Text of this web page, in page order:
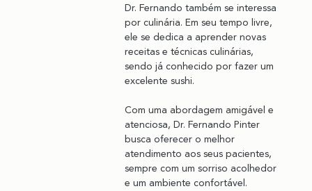
Dr. Fernando também se interessa
por culinária. Em seu tempo livre,
ele se dedica a aprender novas
receitas e técnicas culinárias,
sendo já conhecido por fazer um
excelente sushi.
Com uma abordagem amigável e
atenciosa, Dr. Fernando Pinter
busca oferecer o melhor
atendimento aos seus pacientes,
sempre com um sorriso acolhedor
e um ambiente confortável.